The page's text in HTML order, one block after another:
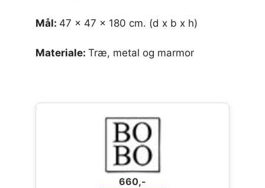
Mål: 47 x 47 x 180 cm. (d x b x h)
Materiale: Træ, metal og marmor
660,-